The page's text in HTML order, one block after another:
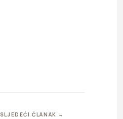
SLJEDEĆI ČLANAK →